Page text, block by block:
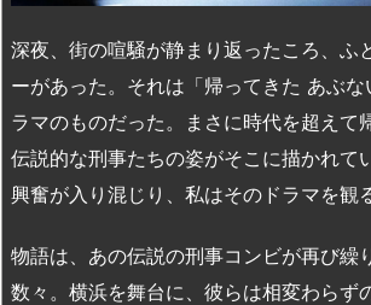
深夜、街の喧騒が静まり返ったころ、ふ
ーがあった。それは「帰ってきた あぶな
ラマのものだった。まさに時代を超えて
伝説的な刑事たちの姿がそこに描かれて
興奮が入り混じり、私はそのドラマを観
物語は、あの伝説の刑事コンビが再び繰
数々。横浜を舞台に、彼らは相変わらず